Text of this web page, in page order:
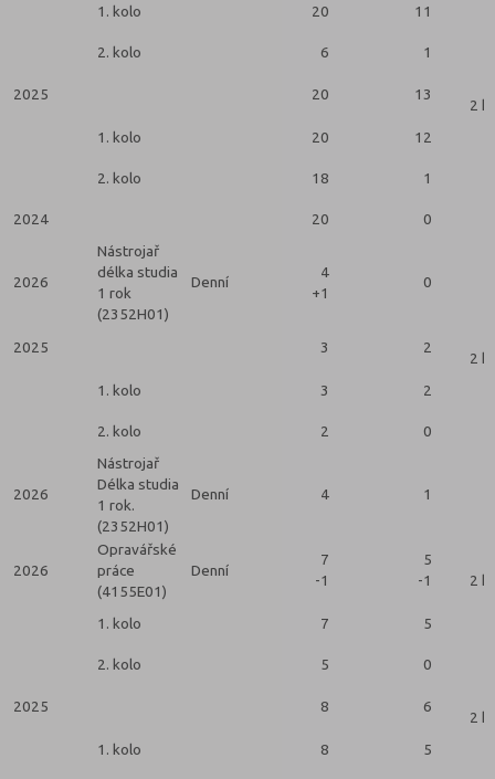
1. kolo
20 11
2. kolo 6 1
2025 20 13
2
1. kolo
20 12
2. kolo 18 1
2024 20 0
2026
Nástrojař
délka studia
1 rok
(2352H01)
Denní
4
+1
0
2025 3 2
2
1. kolo
3 2
2. kolo 2 0
2026
Nástrojař
Délka studia
1 rok.
(2352H01)
Denní 4 1
2026
Opravářské
práce
(4155E01)
Denní
7
-1
5
-1
2
1. kolo 7 5
2. kolo 5 0
2025 8 6
2
1. kolo
8 5